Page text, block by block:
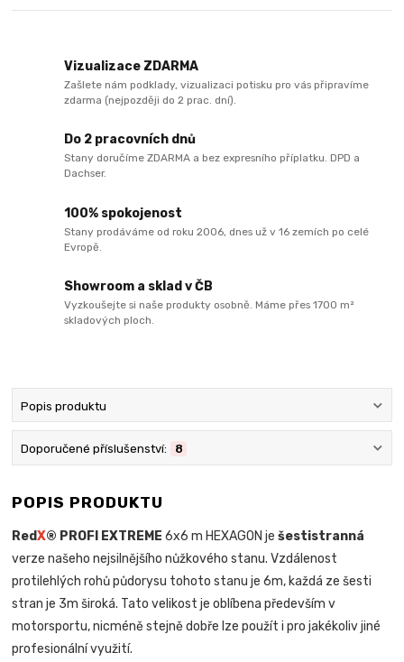
Vizualizace ZDARMA
Zašlete nám podklady, vizualizaci potisku pro vás připravíme
zdarma (nejpozději do 2 prac. dní).
Do 2 pracovních dnů
Stany doručíme ZDARMA a bez expresního příplatku. DPD a
Dachser.
100% spokojenost
Stany prodáváme od roku 2006, dnes už v 16 zemích po celé
Evropě.
Showroom a sklad v ČB
Vyzkoušejte si naše produkty osobně. Máme přes 1700 m²
skladových ploch.
Popis produktu
Doporučené příslušenství: 8
POPIS PRODUKTU
RedX® PROFI EXTREME 6x6 m HEXAGON ješestistranná
verze našeho nejsilnějšího nůžkového stanu. Vzdálenost
protilehlých rohů půdorysu tohoto stanu je 6m, každá ze šesti
stran je 3m široká. Tato velikost je oblíbena především v
motorsportu, nicméně stejně dobře lze použít i pro jakékoliv jiné
profesionální využití.